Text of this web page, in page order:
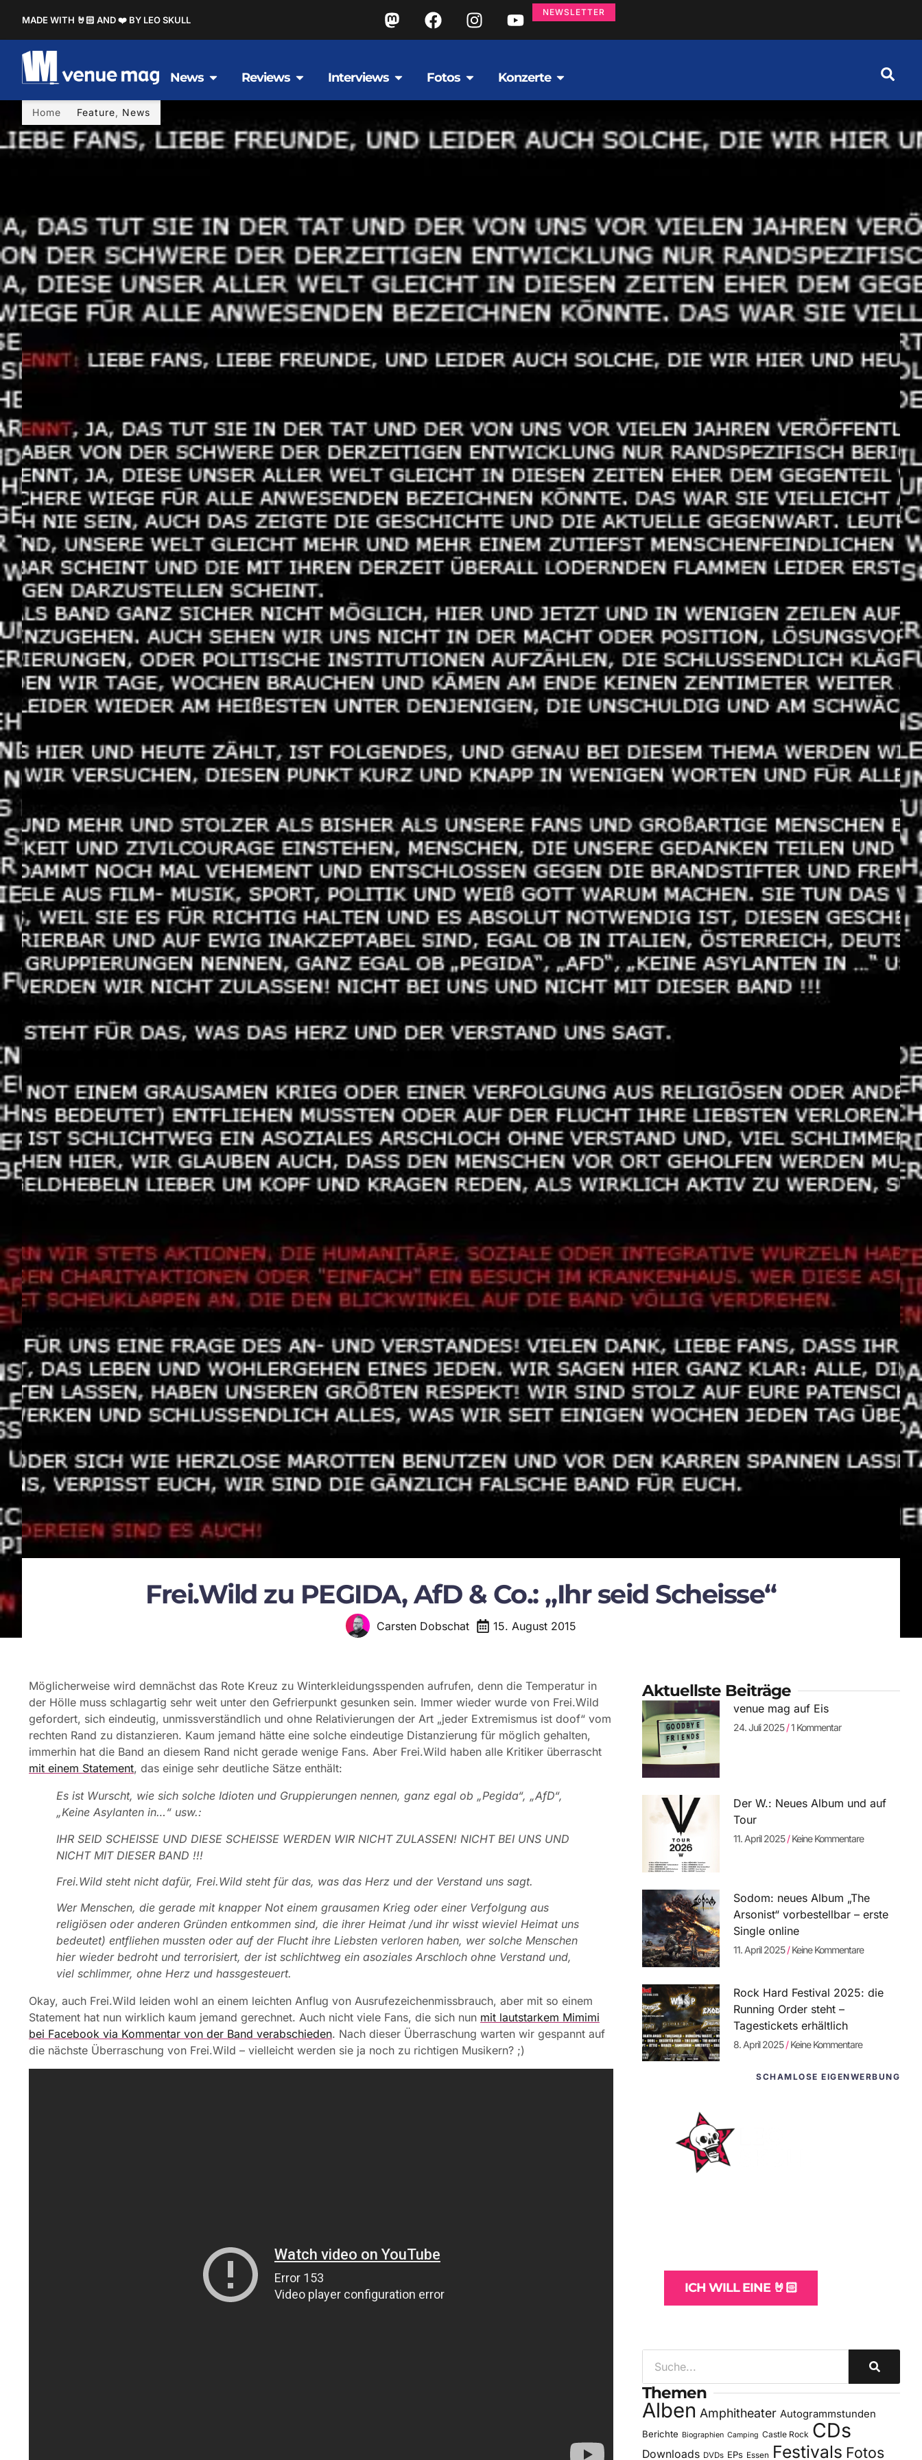
MADE WITH 🤘🏻 AND ❤️ BY LEO SKULL
NEWSLETTER
News Reviews Interviews Fotos Konzerte
Home Feature, News
Frei.Wild zu PEGIDA, AfD & Co.: „Ihr seid Scheisse“
Carsten Dobschat 15. August 2015
Möglicherweise wird demnächst das Rote Kreuz zu Winterkleidungsspenden aufrufen, denn die Temperatur in
der Hölle muss schlagartig sehr weit unter den Gefrierpunkt gesunken sein. Immer wieder wurde von Frei.Wild
gefordert, sich eindeutig, unmissverständlich und ohne Relativierungen der Art „jeder Extremismus ist doof“ vom
rechten Rand zu distanzieren. Kaum jemand hätte eine solche eindeutige Distanzierung für möglich gehalten,
immerhin hat die Band an diesem Rand nicht gerade wenige Fans. Aber Frei.Wild haben alle Kritiker überrascht
mit einem Statement, das einige sehr deutliche Sätze enthält:
Es ist Wurscht, wie sich solche Idioten und Gruppierungen nennen, ganz egal ob „Pegida“, „AfD“,
„Keine Asylanten in…“ usw.:
IHR SEID SCHEISSE UND DIESE SCHEISSE WERDEN WIR NICHT ZULASSEN! NICHT BEI UNS UND
NICHT MIT DIESER BAND !!!
Frei.Wild steht nicht dafür, Frei.Wild steht für das, was das Herz und der Verstand uns sagt.
Wer Menschen, die gerade mit knapper Not einem grausamen Krieg oder einer Verfolgung aus
religiösen oder anderen Gründen entkommen sind, die ihrer Heimat /und ihr wisst wieviel Heimat uns
bedeutet) entfliehen mussten oder auf der Flucht ihre Liebsten verloren haben, wer solche Menschen
hier wieder bedroht und terrorisiert, der ist schlichtweg ein asoziales Arschloch ohne Verstand und,
viel schlimmer, ohne Herz und hassgesteuert.
Okay, auch Frei.Wild leiden wohl an einem leichten Anflug von Ausrufezeichenmissbrauch, aber mit so einem
Statement hat nun wirklich kaum jemand gerechnet. Auch nicht viele Fans, die sich nun mit lautstarkem Mimimi
bei Facebook via Kommentar von der Band verabschieden. Nach dieser Überraschung warten wir gespannt auf
die nächste Überraschung von Frei.Wild – vielleicht werden sie ja noch zu richtigen Musikern? ;)
Aktuellste Beiträge
venue mag auf Eis
24. Juli 2025 1 Kommentar
Der W.: Neues Album und auf
Tour
11. April 2025 Keine Kommentare
Sodom: neues Album „The
Arsonist“ vorbestellbar – erste
Single online
11. April 2025 Keine Kommentare
Rock Hard Festival 2025: die
Running Order steht –
Tagestickets erhältlich
8. April 2025 Keine Kommentare
SCHAMLOSE EIGENWERBUNG
ICH WILL EINE 🤘🏻
Themen
Alben Amphitheater Autogrammstunden
Berichte Biographien Camping Castle Rock CDs
Downloads DVDs EPs Essen Festivals Fotos